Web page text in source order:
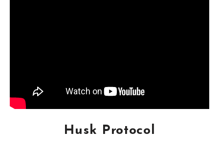
Husk Protocol